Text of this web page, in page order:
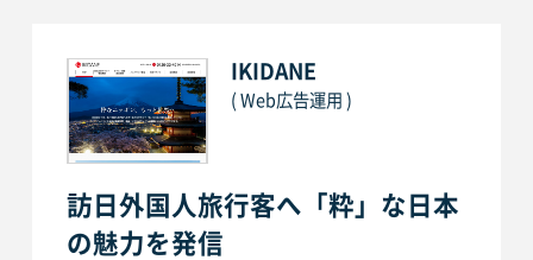
IKIDANE
( Web広告運用 )
訪日外国人旅行客へ「粋」な日本
の魅力を発信